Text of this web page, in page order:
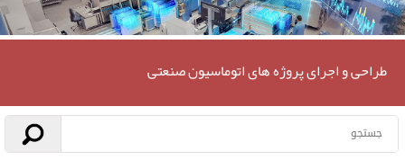
طراحی و اجرای پروژه های اتوماسیون صنعتی